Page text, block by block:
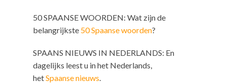
50 SPAANSE WOORDEN: Wat zijn de
belangrijkste 50 Spaanse woorden?
SPAANS NIEUWS IN NEDERLANDS: En
dagelijks leest u in het Nederlands,
hetSpaanse nieuws.